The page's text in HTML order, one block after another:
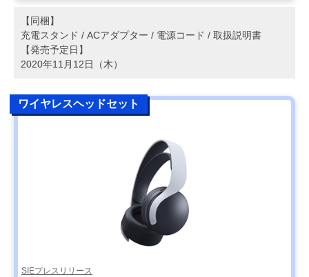
【同梱】
充電スタンド / ACアダプター / 電源コード / 取扱説明書
【発売予定日】
2020年11月12日（木）
ワイヤレスヘッドセット
SIEプレスリリース